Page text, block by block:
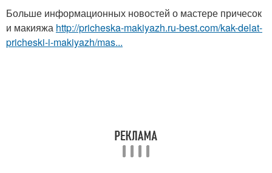
Больше информационных новостей о мастере причесок
и макияжа http://pricheska-makiyazh.ru-best.com/kak-delat-
pricheski-i-makiyazh/mas...